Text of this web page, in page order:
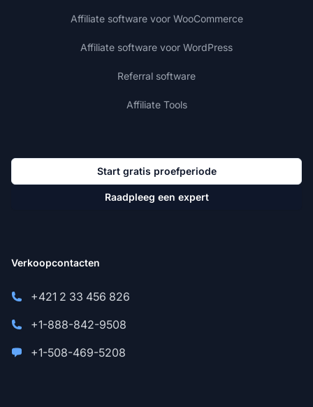
Affiliate software voor WooCommerce
Affiliate software voor WordPress
Referral software
Affiliate Tools
Start gratis proefperiode
Raadpleeg een expert
Verkoopcontacten
+421 2 33 456 826
+1-888-842-9508
+1-508-469-5208